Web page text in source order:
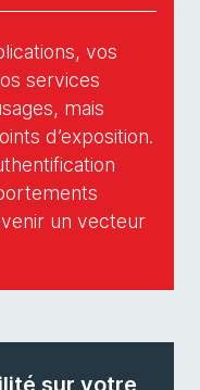
vos
services
mais
d’exposition.
un vecteur
sur votre